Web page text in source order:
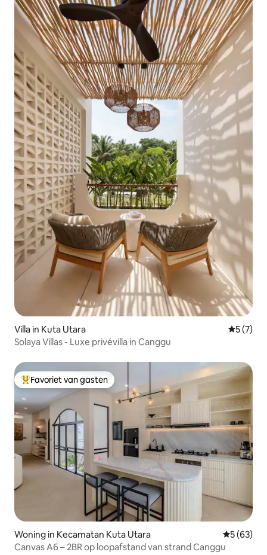
Villa in Kuta Utara
5 (7)
Solaya Villas - Luxe privévilla in Canggu
Topfavoriet van gasten
Favoriet van gasten
Woning in Kecamatan Kuta Utara
5 (63)
Canvas A6 – 2BR op loopafstand van strand Canggu